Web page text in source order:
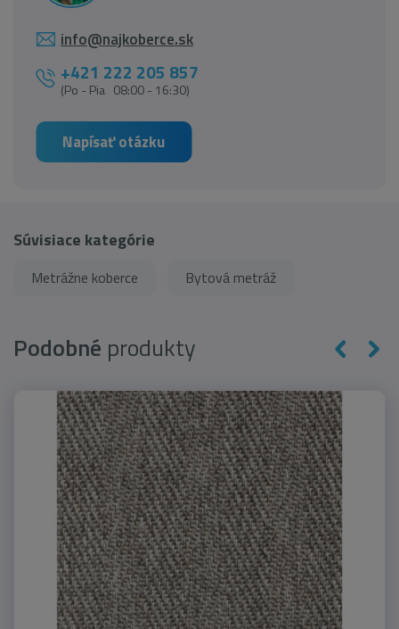
info@najkoberce.sk
+421 222 205 857
(Po - Pia 08:00 - 16:30)
Napísať otázku
Súvisiace kategórie
Metrážne koberce Bytová metráž
Podobné produkty